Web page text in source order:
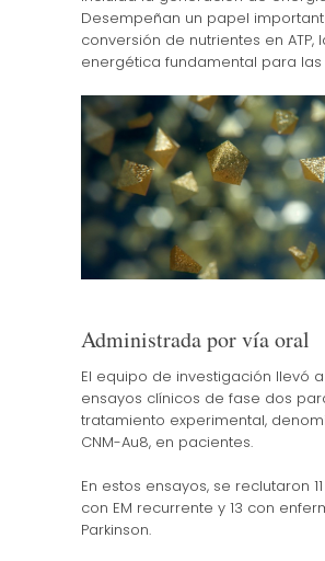
Desempeñan un papel
conversión de nutrientes en ATP,
energética fundamental para las
Administrada por vía oral
El equipo de investigación llevó
ensayos clínicos de fase dos
tratamiento experimental,
CNM-Au8, en pacientes.
En estos ensayos, se reclutaron
con EM recurrente y 13 con
Parkinson.